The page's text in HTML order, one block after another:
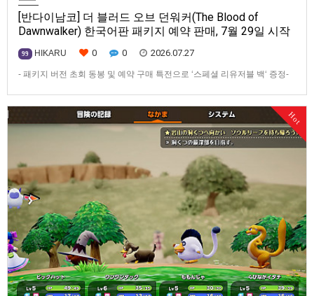
[반다이남코] 더 블러드 오브 던워커(The Blood of
Dawnwalker) 한국어판 패키지 예약 판매, 7월 29일 시작
99 HIKARU 0 0 2026.07.27
- 패키지 버전 초회 동봉 및 예약 구매 특전으로 ‘스페셜 리유저블 백‘ 증정-
브 던워커’(한국어판)의 패키지 예약 판매를 2026년 7월 29일(수) 시작한다
고 발표했다.■ 패키지 버전 초회 동봉 및 …
Hot